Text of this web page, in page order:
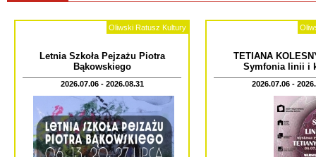
Oliwski Ratusz Kultury
Letnia Szkoła Pejzażu Piotra
Bąkowskiego
2026.07.06 - 2026.08.31
TETIANA
Symfonia linii i
2026.07.06 -